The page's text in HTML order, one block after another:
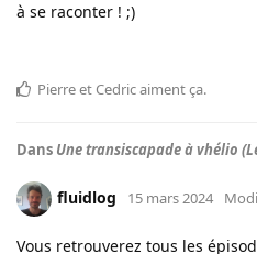
à se raconter ! ;)
Pierreet Cedricaiment ça.
Dans Une transiscapade à vhélio
fluidlog 15 mars 2024
Vous retrouverez tous les